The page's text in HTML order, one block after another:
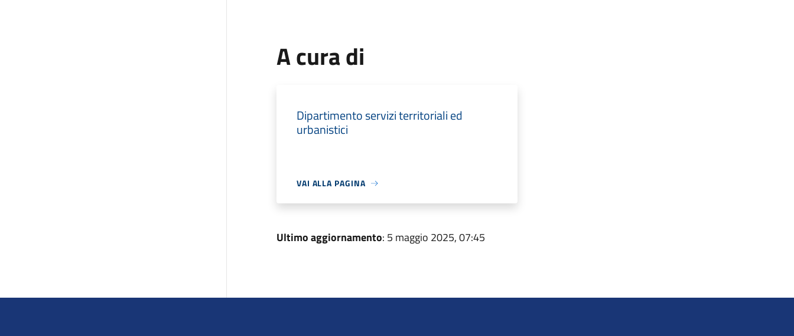
A cura di
Dipartimento servizi territoriali ed
urbanistici
VAI ALLA PAGINA
Ultimo aggiornamento: 5 maggio 2025, 07:45